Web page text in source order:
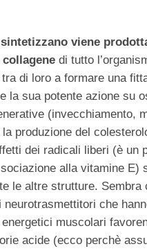
viene
collagene di tutto
di loro a formare una
la sua potente azione su
(invecchiamento,
produzione del
dei radicali liberi (è un
alla vitamine E)
le altre strutture. Sembra
neurotrasmettitori che
muscolari
acide (ecco perchè